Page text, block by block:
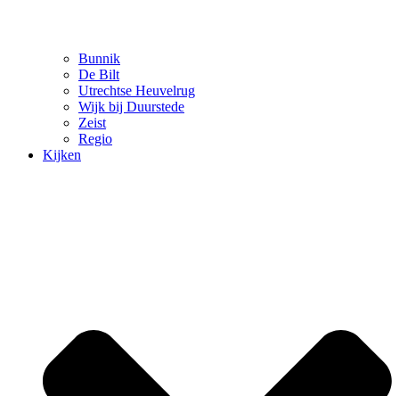
Bunnik
De Bilt
Utrechtse Heuvelrug
Wijk bij Duurstede
Zeist
Regio
Kijken